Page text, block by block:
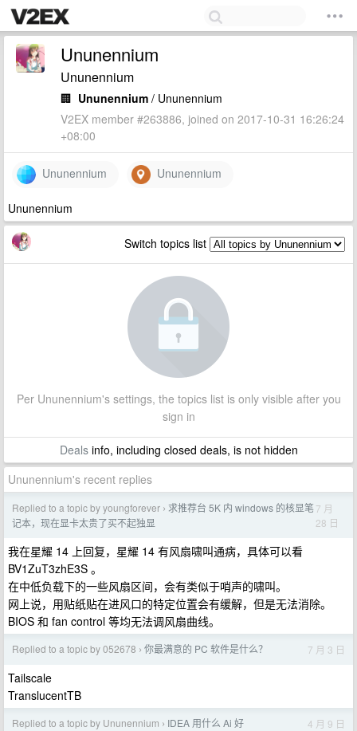
Ununennium
Ununennium
🏢 Ununennium / Ununennium
V2EX member #263886, joined on 2017-10-31 16:26:24
+08:00
Ununennium Ununennium
Ununennium
Switch topics list
Per Ununennium's settings, the topics list is only visible after you
sign in
Dealsinfo, including closed deals, is not hidden
Ununennium's recent replies
Replied to a topic by youngforever › 求推荐台 5K 内 windows 的核显笔
记本，现在显卡太贵了买不起独显
7 月
28 日
我在星耀 14 上回复，星耀 14 有风扇啸叫通病，具体可以看
BV1ZuT3zhE3S 。
在中低负载下的一些风扇区间，会有类似于哨声的啸叫。
网上说，用贴纸贴在进风口的特定位置会有缓解，但是无法消除。
BIOS 和 fan control 等均无法调风扇曲线。
Replied to a topic by 052678 › 你最满意的 PC 软件是什么？ 7 月 3 日
Tailscale
TranslucentTB
Replied to a topic by Ununennium › IDEA 用什么 Ai 好 4 月 9 日